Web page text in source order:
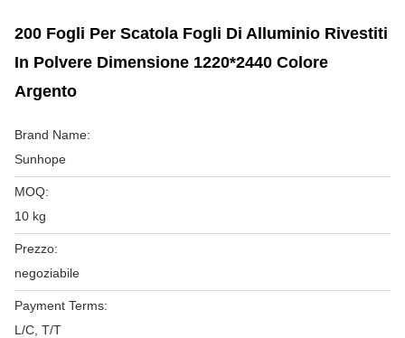
200 Fogli Per Scatola Fogli Di Alluminio Rivestiti
In Polvere Dimensione 1220*2440 Colore
Argento
Brand Name:
Sunhope
MOQ:
10 kg
Prezzo:
negoziabile
Payment Terms:
L/C, T/T